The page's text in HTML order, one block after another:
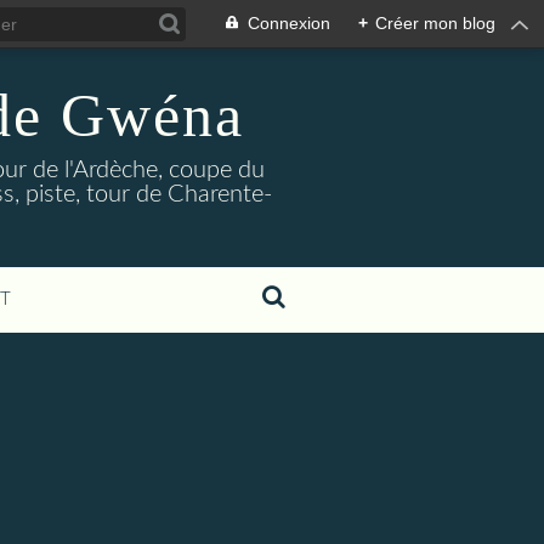
Connexion + Créer mon blog
Gwéna
de l'Ardèche, coupe du
piste, tour de Charente-